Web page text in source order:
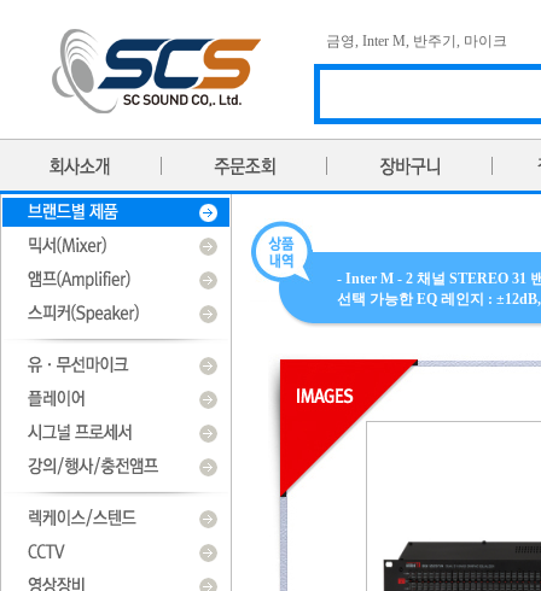
금영, Inter M, 반주기 , 마이크
- Inter M - 2 채널 STEREO 31
선택 가능한 EQ 레인지 :